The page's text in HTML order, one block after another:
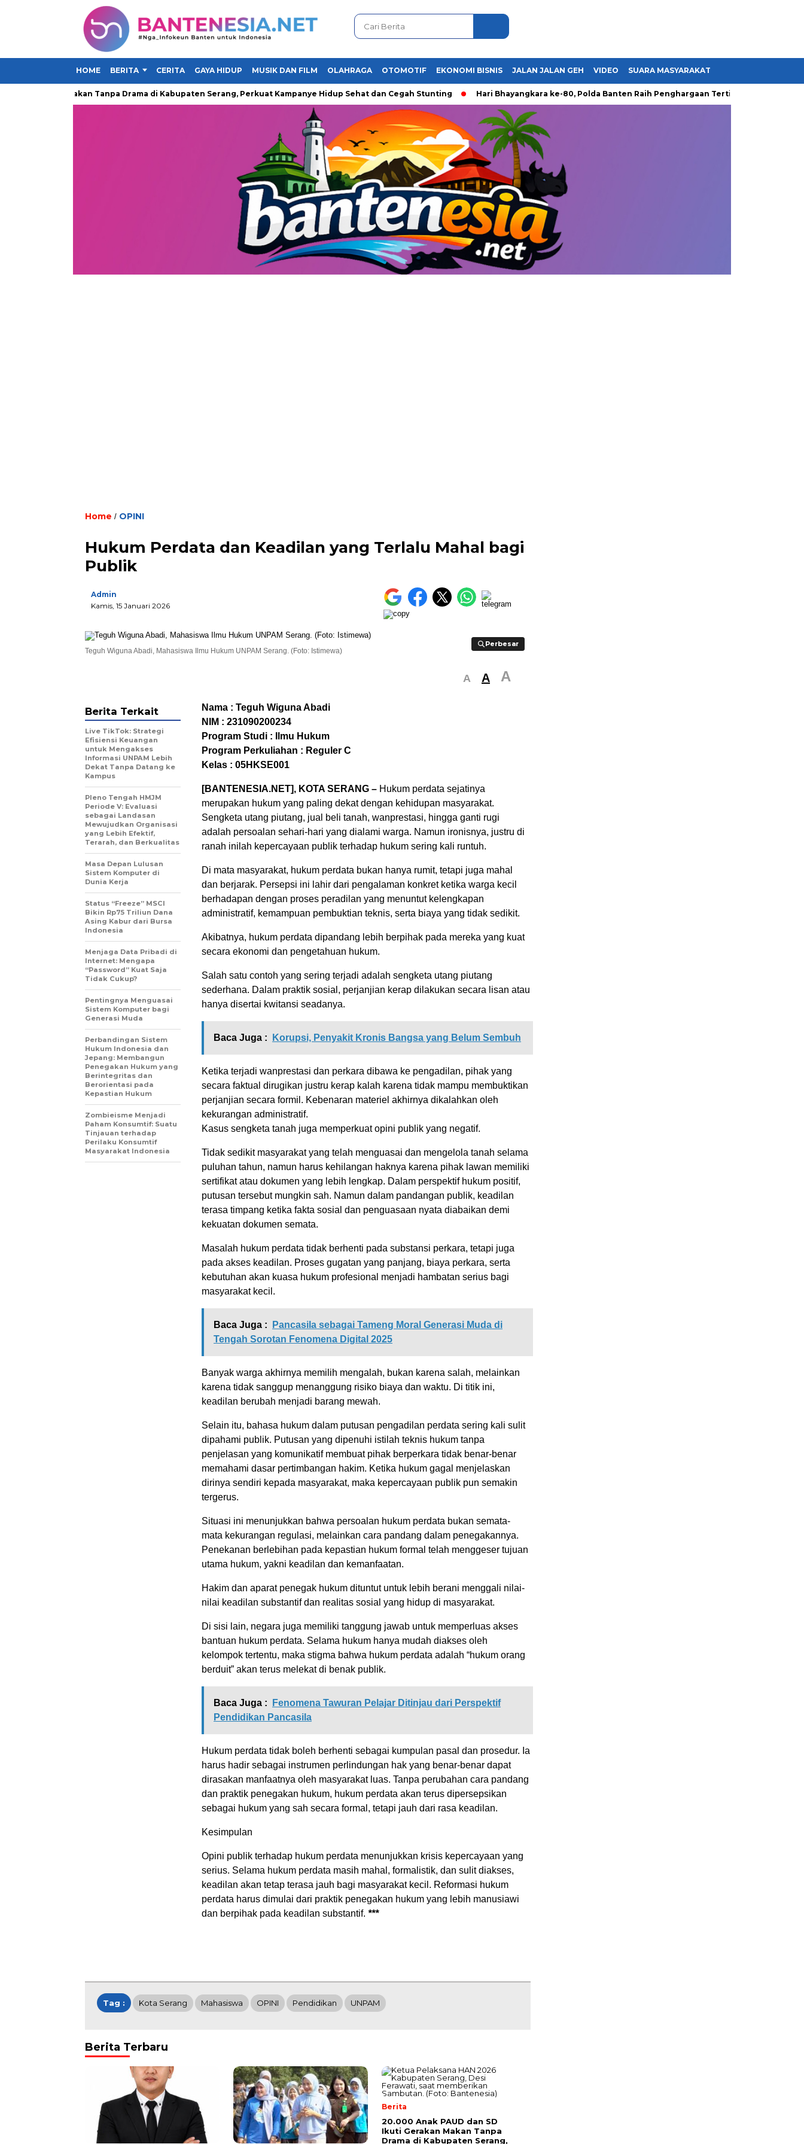
HOME BERITA CERITA GAYA HIDUP MUSIK DAN FILM OLAHRAGA OTOMOTIF EKONOMI BISNIS JALAN JALAN GEH VIDEO SUARA MASYARAKAT
Gerakan Makan Tanpa Drama di Kabupaten Serang, Perkuat Kampanye Hidup Sehat dan Cegah Stunting Hari Bhayangkara ke-80, Polda Banten Raih Penghargaan Tertinggi dari Presiden
Home / OPINI
Hukum Perdata dan Keadilan yang Terlalu Mahal bagi
Publik
Admin
Kamis, 15 Januari 2026
Perbesar
Perbesar
Teguh Wiguna Abadi, Mahasiswa Ilmu Hukum UNPAM Serang. (Foto: Istimewa)
A A A
Nama : Teguh Wiguna Abadi
NIM : 231090200234
Program Studi : Ilmu Hukum
Program Perkuliahan : Reguler C
Kelas : 05HKSE001
[BANTENESIA.NET], KOTA SERANG – Hukum perdata sejatinya
merupakan hukum yang paling dekat dengan kehidupan masyarakat.
Sengketa utang piutang, jual beli tanah, wanprestasi, hingga ganti rugi
adalah persoalan sehari-hari yang dialami warga. Namun ironisnya, justru di
ranah inilah kepercayaan publik terhadap hukum sering kali runtuh.
Di mata masyarakat, hukum perdata bukan hanya rumit, tetapi juga mahal
dan berjarak. Persepsi ini lahir dari pengalaman konkret ketika warga kecil
berhadapan dengan proses peradilan yang menuntut kelengkapan
administratif, kemampuan pembuktian teknis, serta biaya yang tidak sedikit.
Akibatnya, hukum perdata dipandang lebih berpihak pada mereka yang kuat
secara ekonomi dan pengetahuan hukum.
Salah satu contoh yang sering terjadi adalah sengketa utang piutang
sederhana. Dalam praktik sosial, perjanjian kerap dilakukan secara lisan atau
hanya disertai kwitansi seadanya.
Baca Juga : Korupsi, Penyakit Kronis Bangsa yang Belum Sembuh
Ketika terjadi wanprestasi dan perkara dibawa ke pengadilan, pihak yang
secara faktual dirugikan justru kerap kalah karena tidak mampu membuktikan
perjanjian secara formil. Kebenaran materiel akhirnya dikalahkan oleh
kekurangan administratif.
Kasus sengketa tanah juga memperkuat opini publik yang negatif.
Tidak sedikit masyarakat yang telah menguasai dan mengelola tanah selama
puluhan tahun, namun harus kehilangan haknya karena pihak lawan memiliki
sertifikat atau dokumen yang lebih lengkap. Dalam perspektif hukum positif,
putusan tersebut mungkin sah. Namun dalam pandangan publik, keadilan
terasa timpang ketika fakta sosial dan penguasaan nyata diabaikan demi
kekuatan dokumen semata.
Masalah hukum perdata tidak berhenti pada substansi perkara, tetapi juga
pada akses keadilan. Proses gugatan yang panjang, biaya perkara, serta
kebutuhan akan kuasa hukum profesional menjadi hambatan serius bagi
masyarakat kecil.
Baca Juga :
Pancasila sebagai Tameng Moral Generasi Muda di
Tengah Sorotan Fenomena Digital 2025
Banyak warga akhirnya memilih mengalah, bukan karena salah, melainkan
karena tidak sanggup menanggung risiko biaya dan waktu. Di titik ini,
keadilan berubah menjadi barang mewah.
Selain itu, bahasa hukum dalam putusan pengadilan perdata sering kali sulit
dipahami publik. Putusan yang dipenuhi istilah teknis hukum tanpa
penjelasan yang komunikatif membuat pihak berperkara tidak benar-benar
memahami dasar pertimbangan hakim. Ketika hukum gagal menjelaskan
dirinya sendiri kepada masyarakat, maka kepercayaan publik pun semakin
tergerus.
Situasi ini menunjukkan bahwa persoalan hukum perdata bukan semata-
mata kekurangan regulasi, melainkan cara pandang dalam penegakannya.
Penekanan berlebihan pada kepastian hukum formal telah menggeser tujuan
utama hukum, yakni keadilan dan kemanfaatan.
Hakim dan aparat penegak hukum dituntut untuk lebih berani menggali nilai-
nilai keadilan substantif dan realitas sosial yang hidup di masyarakat.
Di sisi lain, negara juga memiliki tanggung jawab untuk memperluas akses
bantuan hukum perdata. Selama hukum hanya mudah diakses oleh
kelompok tertentu, maka stigma bahwa hukum perdata adalah “hukum orang
berduit” akan terus melekat di benak publik.
Baca Juga :
Fenomena Tawuran Pelajar Ditinjau dari Perspektif
Pendidikan Pancasila
Hukum perdata tidak boleh berhenti sebagai kumpulan pasal dan prosedur. Ia
harus hadir sebagai instrumen perlindungan hak yang benar-benar dapat
dirasakan manfaatnya oleh masyarakat luas. Tanpa perubahan cara pandang
dan praktik penegakan hukum, hukum perdata akan terus dipersepsikan
sebagai hukum yang sah secara formal, tetapi jauh dari rasa keadilan.
Kesimpulan
Opini publik terhadap hukum perdata menunjukkan krisis kepercayaan yang
serius. Selama hukum perdata masih mahal, formalistik, dan sulit diakses,
keadilan akan tetap terasa jauh bagi masyarakat kecil. Reformasi hukum
perdata harus dimulai dari praktik penegakan hukum yang lebih manusiawi
dan berpihak pada keadilan substantif. ***
Berita Terkait
Live TikTok: Strategi
Efisiensi Keuangan
untuk Mengakses
Informasi UNPAM Lebih
Dekat Tanpa Datang ke
Kampus
Pleno Tengah HMJM
Periode V: Evaluasi
sebagai Landasan
Mewujudkan Organisasi
yang Lebih Efektif,
Terarah, dan Berkualitas
Masa Depan Lulusan
Sistem Komputer di
Dunia Kerja
Status “Freeze” MSCI
Bikin Rp75 Triliun Dana
Asing Kabur dari Bursa
Indonesia
Menjaga Data Pribadi di
Internet: Mengapa
“Password” Kuat Saja
Tidak Cukup?
Pentingnya Menguasai
Sistem Komputer bagi
Generasi Muda
Perbandingan Sistem
Hukum Indonesia dan
Jepang: Membangun
Penegakan Hukum yang
Berintegritas dan
Berorientasi pada
Kepastian Hukum
Zombieisme Menjadi
Paham Konsumtif: Suatu
Tinjauan terhadap
Perilaku Konsumtif
Masyarakat Indonesia
Tag : Kota Serang Mahasiswa OPINI Pendidikan UNPAM
Berita Terbaru
Berita
20.000 Anak PAUD dan SD
Ikuti Gerakan Makan Tanpa
Drama di Kabupaten Serang,